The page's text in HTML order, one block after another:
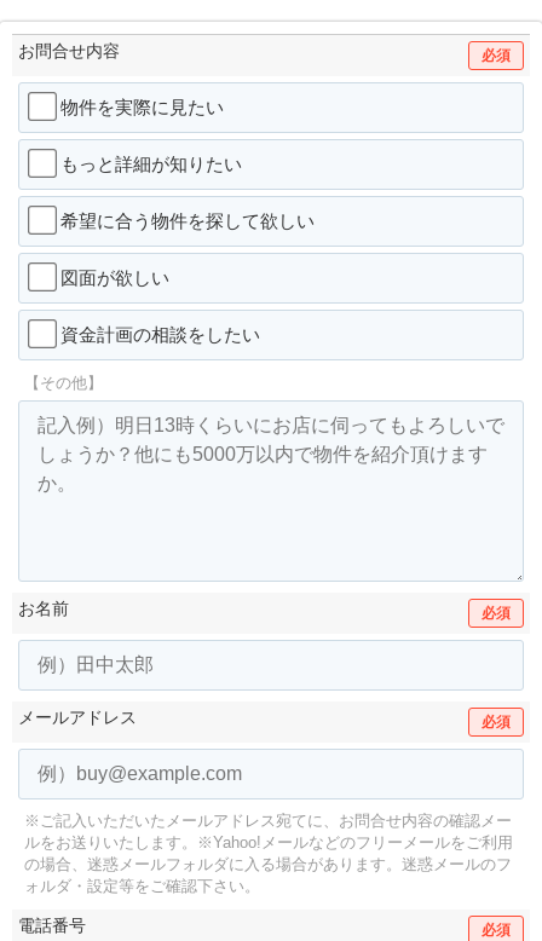
お問合せ内容 必須
物件を実際に見たい
もっと詳細が知りたい
希望に合う物件を探して欲しい
図面が欲しい
資金計画の相談をしたい
【その他】
お名前 必須
メールアドレス 必須
※ご記入いただいたメールアドレス宛てに、お問合せ内容の確認メー
ルをお送りいたします。
※Yahoo!メールなどのフリーメールをご利用
の場合、迷惑メールフォルダに入る場合があります。 迷惑メールのフ
ォルダ・設定等をご確認下さい。
電話番号 必須